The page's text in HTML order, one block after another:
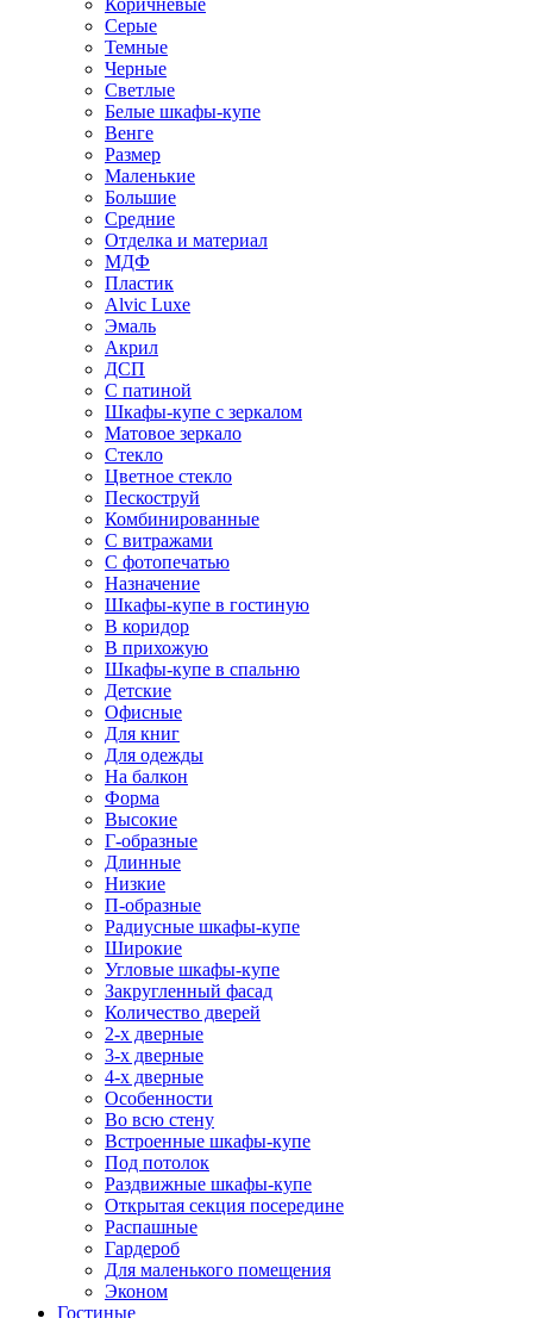
Коричневые
Серые
Темные
Черные
Светлые
Белые шкафы-купе
Венге
Размер
Маленькие
Большие
Средние
Отделка и материал
МДФ
Пластик
Alvic Luxe
Эмаль
Акрил
ДСП
С патиной
Шкафы-купе с зеркалом
Матовое зеркало
Стекло
Цветное стекло
Пескоструй
Комбинированные
С витражами
С фотопечатью
Назначение
Шкафы-купе в гостиную
В коридор
В прихожую
Шкафы-купе в спальню
Детские
Офисные
Для книг
Для одежды
На балкон
Форма
Высокие
Г-образные
Длинные
Низкие
П-образные
Радиусные шкафы-купе
Широкие
Угловые шкафы-купе
Закругленный фасад
Количество дверей
2-х дверные
3-х дверные
4-х дверные
Особенности
Во всю стену
Встроенные шкафы-купе
Под потолок
Раздвижные шкафы-купе
Открытая секция посередине
Распашные
Гардероб
Для маленького помещения
Эконом
Гостиные